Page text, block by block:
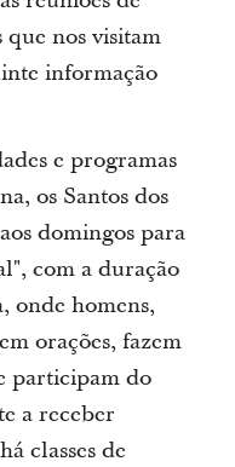
que nos visitam
informação
e programas
os Santos dos
domingos para
com a duração
onde homens,
orações, fazem
participam do
a receber
classes de